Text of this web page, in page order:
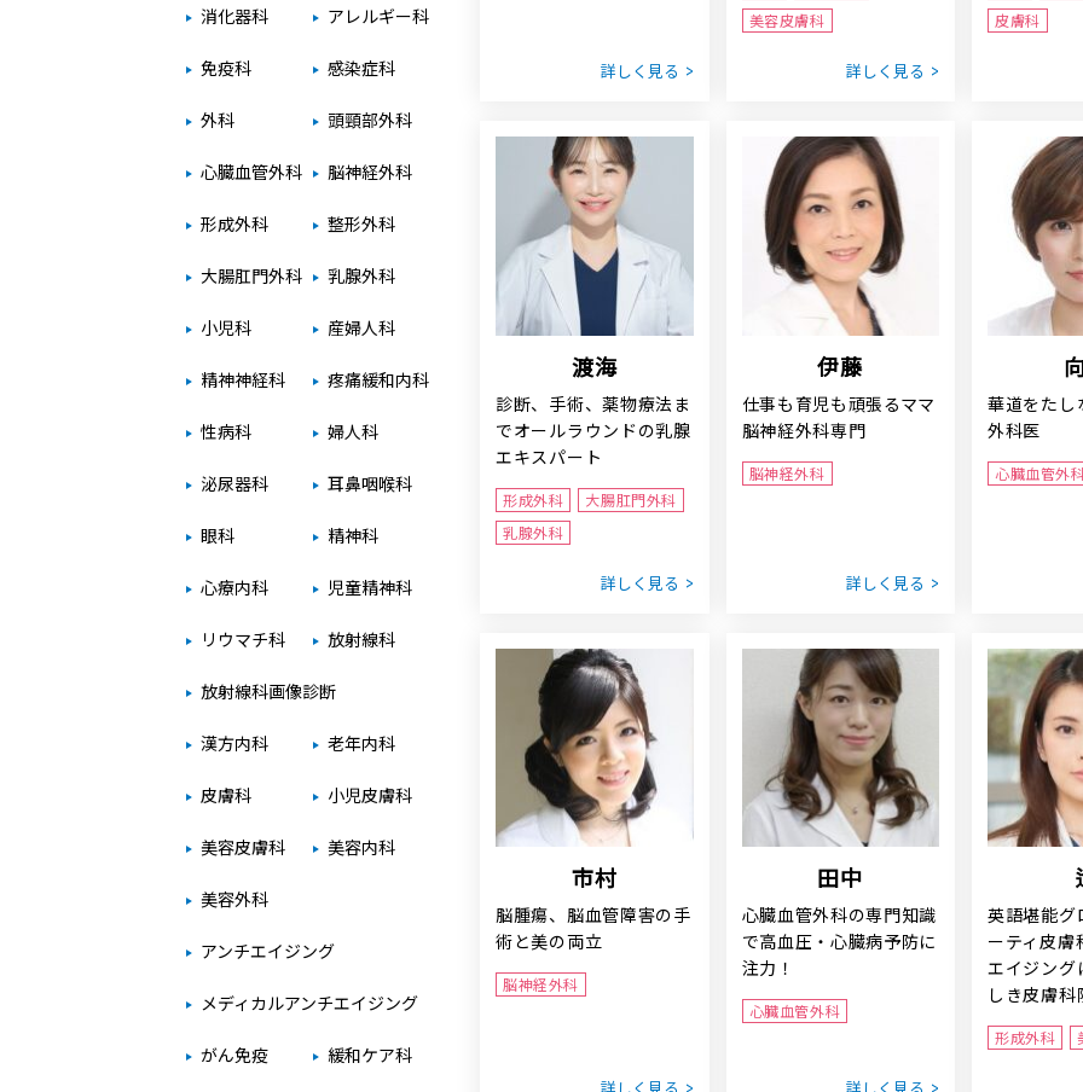
詳しく見る
美容皮膚科
詳しく見る
皮膚科
渡海
診断、手術、薬物療法ま
でオールラウンドの乳腺
エキスパート
形成外科
大腸肛門外科
乳腺外科
詳しく見る
伊藤
仕事も育児も頑張るママ
脳神経外科専門
脳神経外科
詳しく見る
華道をたし
外科医
心臓血管外
市村
脳腫瘍、脳血管障害の手
術と美の両立
脳神経外科
田中
心臓血管外科の専門知識
で高血圧・心臓病予防に
注力！
心臓血管外科
英語堪能グ
ーティ皮
エイジング
しき皮膚科
形成外科
消化器科 アレルギー科
免疫科 感染症科
外科 頭頸部外科
心臓血管外科 脳神経外科
形成外科 整形外科
大腸肛門外科 乳腺外科
小児科 産婦人科
精神神経科 疼痛緩和内科
性病科 婦人科
泌尿器科 耳鼻咽喉科
眼科 精神科
心療内科 児童精神科
リウマチ科 放射線科
放射線科画像診断
漢方内科 老年内科
皮膚科 小児皮膚科
美容皮膚科 美容内科
美容外科
アンチエイジング
メディカルアンチエイジング
がん免疫 緩和ケア科